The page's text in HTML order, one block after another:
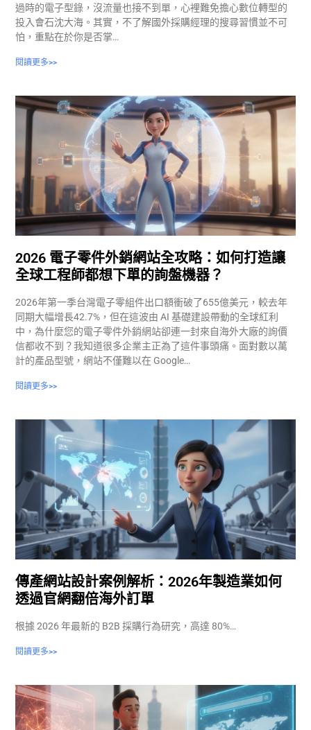
過時的電子型錄，沒流量也接不到單，心裡難免擔心數位轉型的
投入會石沈大海。其實，不了解國外採購經理的搜尋習慣並不可
怕，重點在於你是否掌…
閱讀更多>>
2026 電子零件外銷網站全攻略：如何打造讓
全球工程師都想下單的詢盤機器？
2026年第一季台灣電子零組件出口額衝破了655億美元，較去年
同期大幅增長42.7%，但在這波由 AI 基礎建設帶動的全球紅利
中，為什麼您的電子零件外銷網站卻連一封來自海外大廠的詢價
信都收不到？我知道很多企業主正為了這件事頭痛。面對數以萬
計的產品型號，網站不僅難以在 Google…
閱讀更多>>
傳產網站設計案例解析：2026年製造業如何
透過官網翻倍海外訂單
根據 2026 年最新的 B2B 採購行為研究，高達 80%…
閱讀更多>>